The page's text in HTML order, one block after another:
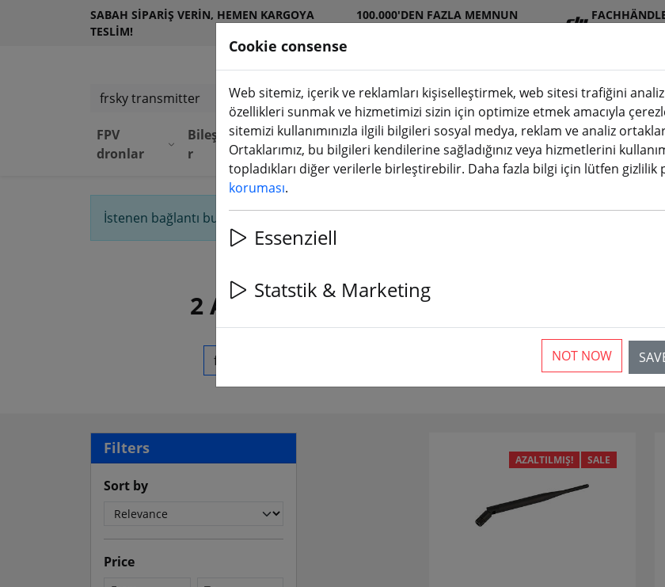
SABAH SIPARIŞ VERIN, HEMEN KARGOYA
TESLIM!
100.000'DEN FAZLA MEMNUN
Ürünleri arayın
FPV
dronlar
Bileşenle
r
Ekipma
n
DJI
Mağazası
Aküle
r
Pervan
e
Aksesuarl
ar
İstenen bağlantı bulunamadı. Size nasıl arama yapacağınızı göstereceğiz.
2 Artikel für die Suche nach "frsky
Ürünleri arayın
Filters
Sort by
Price
AZALTILMIŞ! SALE
Cookie consense
Web sitemiz, içerik ve reklamları kişiselleştirmek, web sitesi trafiğini
özellikleri sunmak ve hizmetimizi sizin için optimize etmek amacıyla
sitemizi kullanımınızla ilgili bilgileri sosyal medya, reklam ve analiz
Ortaklarımız, bu bilgileri kendilerine sağladığınız veya hizmetlerini
topladıkları diğer verilerle birleştirebilir. Daha fazla bilgi için lütfen gizlilik
koruması.
Essenziell
Statstik & Marketing
NOT NOW